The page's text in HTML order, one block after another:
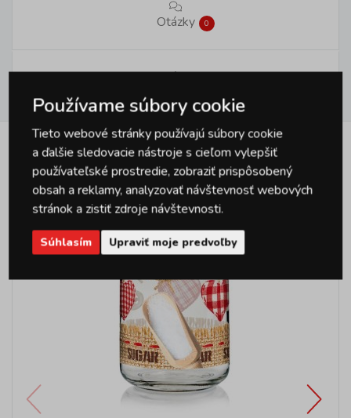
Otázky 0
Hodnotenie
Podobné produkty
Používame súbory cookie
Tieto webové stránky používajú súbory cookie
a ďalšie sledovacie nástroje s cieľom vylepšiť
používateľské prostredie, zobraziť prispôsobený
obsah a reklamy, analyzovať návštevnosť webových
stránok a zistiť zdroje návštevnosti.
Súhlasím Upraviť moje predvoľby